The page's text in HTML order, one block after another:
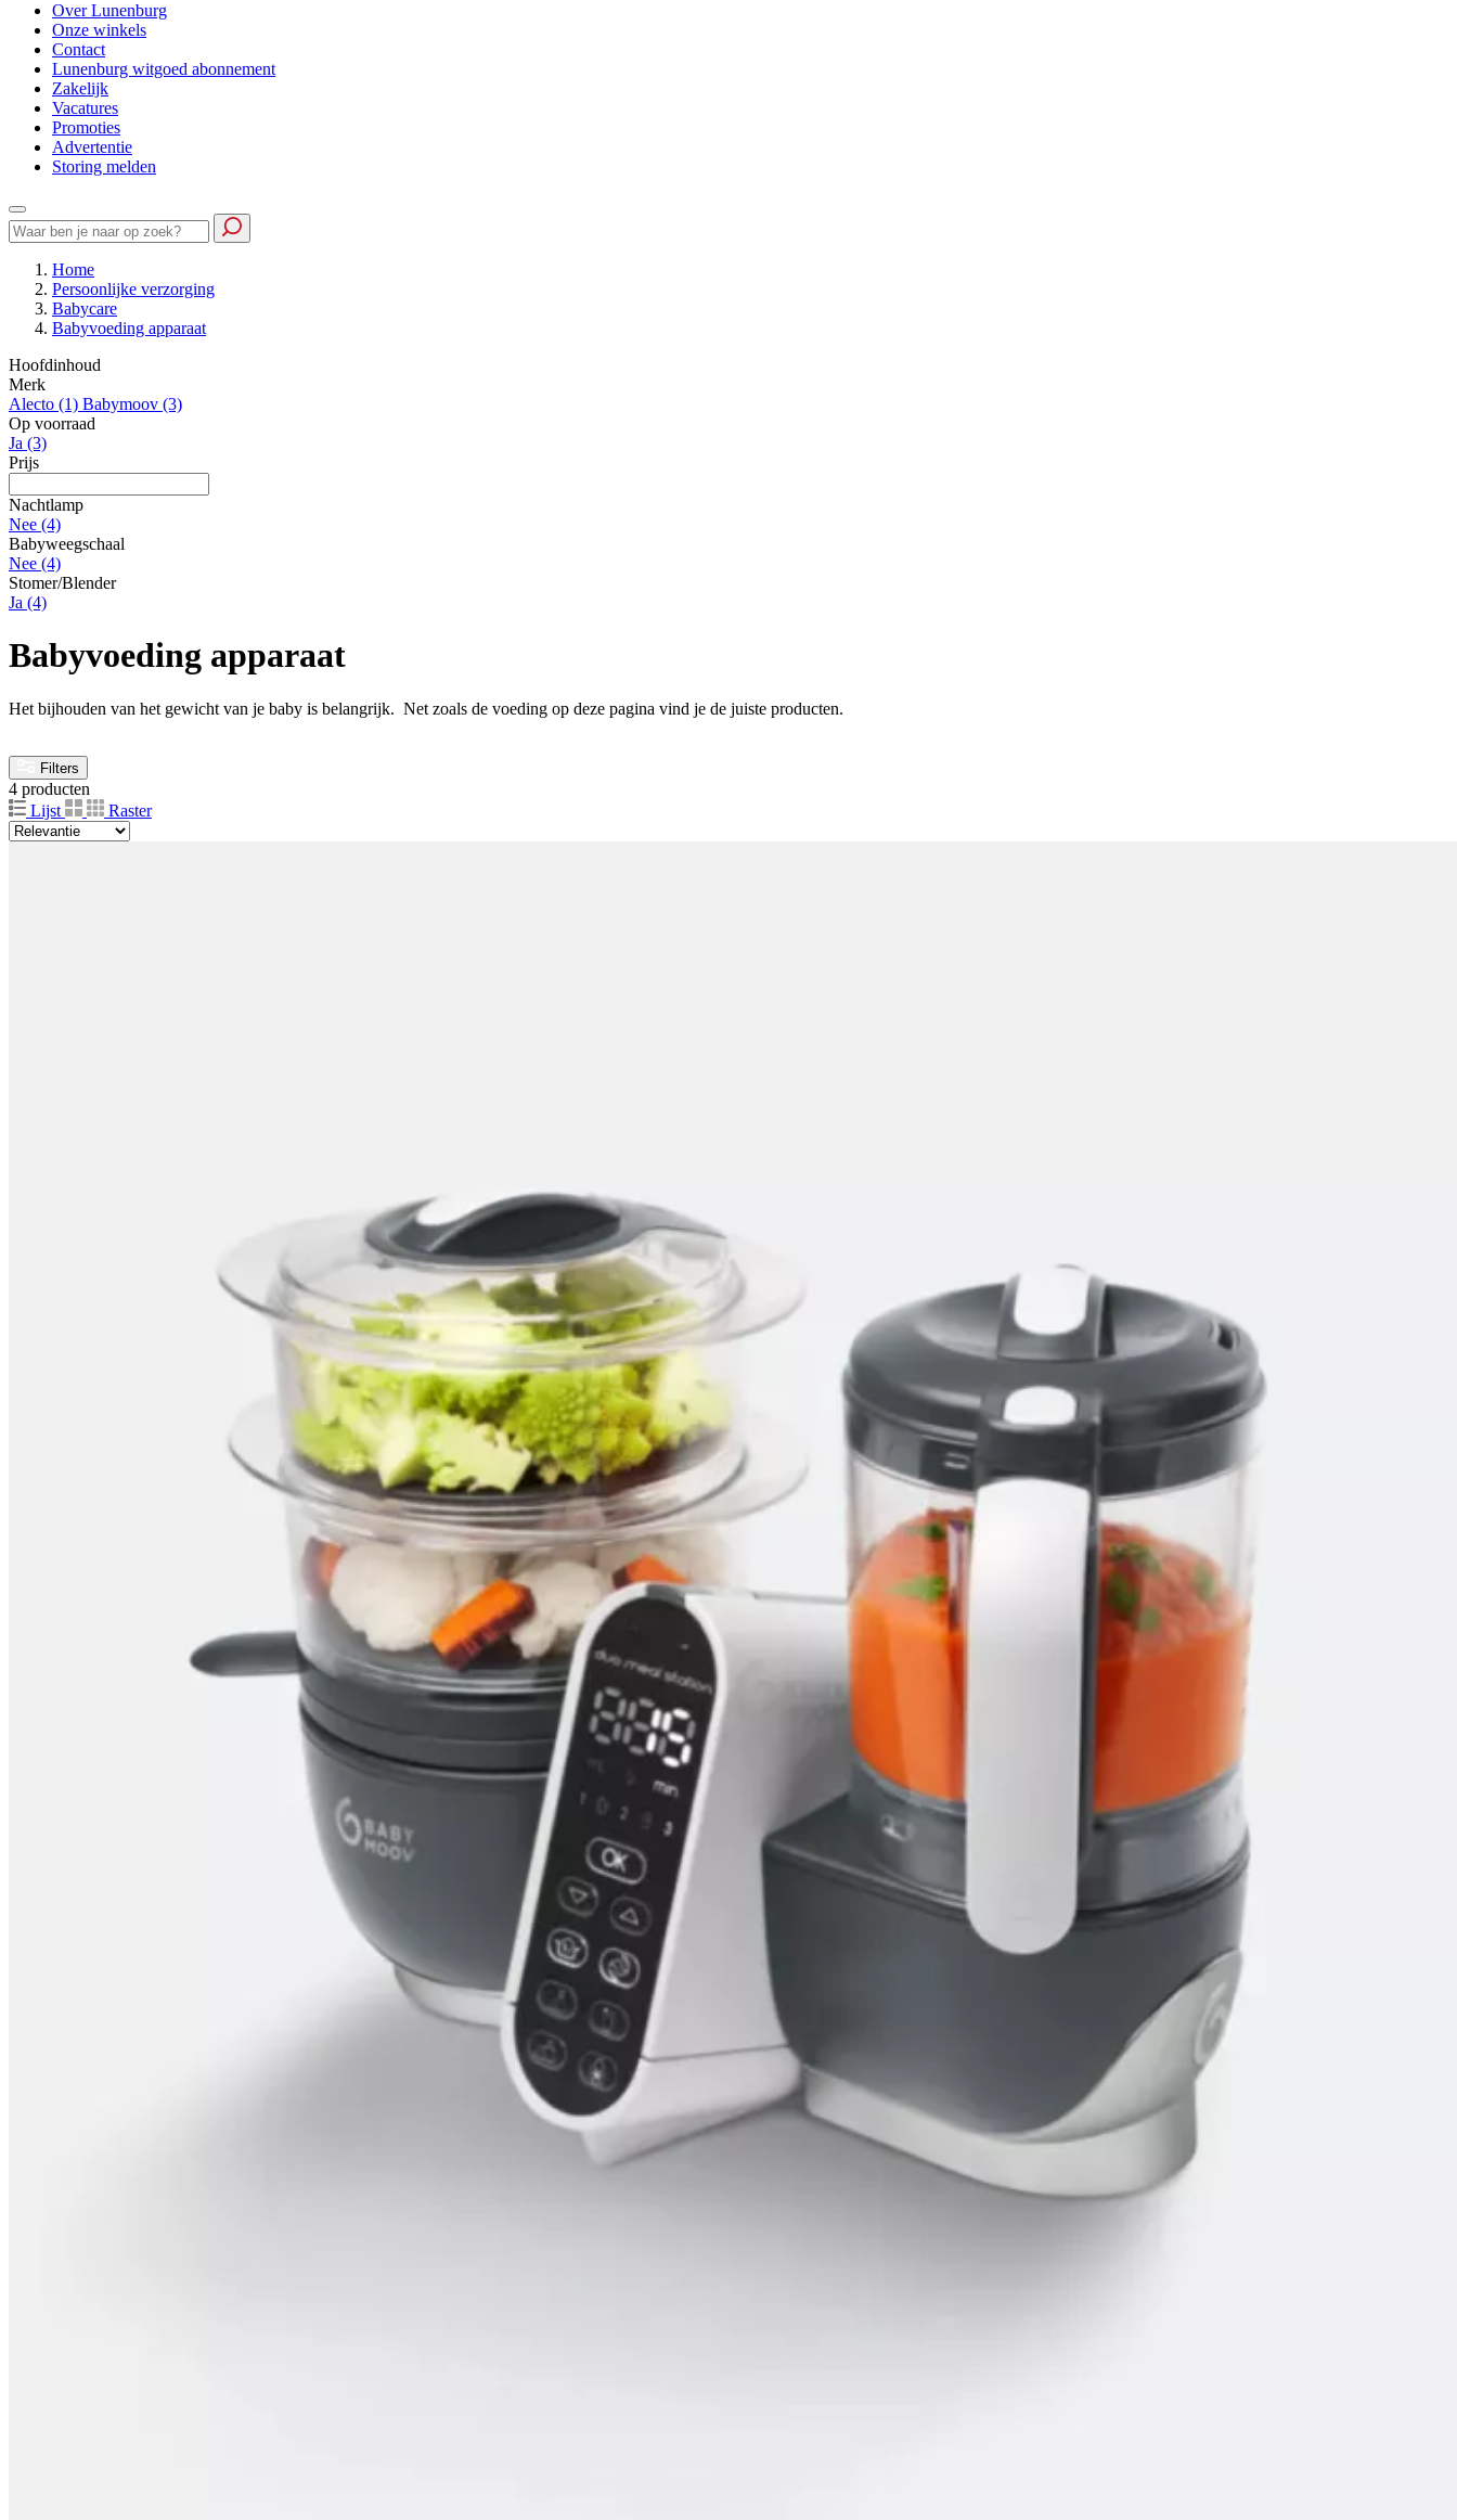
Over Lunenburg
Onze winkels
Contact
Lunenburg witgoed abonnement
Zakelijk
Vacatures
Promoties
Advertentie
Storing melden
Home
Persoonlijke verzorging
Babycare
Babyvoeding apparaat
Hoofdinhoud
Merk
Alecto (1) Babymoov (3)
Op voorraad
Ja (3)
Prijs
Nachtlamp
Nee (4)
Babyweegschaal
Nee (4)
Stomer/Blender
Ja (4)
Babyvoeding apparaat
Het bijhouden van het gewicht van je baby is belangrijk. Net zoals de voeding op deze pagina vind je de juiste producten.
Filters
4 producten
Lijst
Raster